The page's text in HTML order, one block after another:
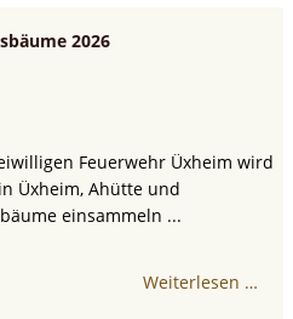
2026
Üxheim, Ahütte und
einsammeln ...
Weiterlesen …